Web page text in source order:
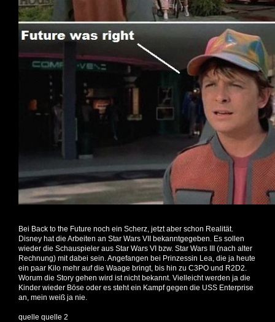
Bei Back to the Future noch ein Scherz, jetzt aber schon Realität.
Disney hat die Arbeiten an Star Wars VII bekanntgegeben. Es sollen
wieder die Schauspieler aus Star Wars VI bzw. Star Wars III (nach alter
Rechnung) mit dabei sein. Angefangen bei Prinzessin Lea, die ja heute
ein paar Kilo mehr auf die Waage bringt, bis hin zu C3PO und R2D2.
Worum die Story gehen wird ist nicht bekannt. Vielleicht werden ja die
Kinder wieder Böse oder es steht ein Kampf gegen die USS Enterprise
an, mein weiß ja nie.
quelle quelle 2